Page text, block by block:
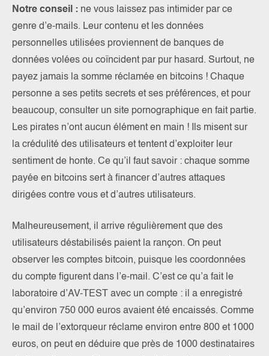
Notre conseil : ne vous laissez pas intimider par ce
genre d’e-mails. Leur contenu et les données
personnelles utilisées proviennent de banques de
données volées ou coïncident par pur hasard. Surtout, ne
payez jamais la somme réclamée en bitcoins ! Chaque
personne a ses petits secrets et ses préférences, et pour
beaucoup, consulter un site pornographique en fait partie.
Les pirates n’ont aucun élément en main ! Ils misent sur
la crédulité des utilisateurs et tentent d’exploiter leur
sentiment de honte. Ce qu’il faut savoir : chaque somme
payée en bitcoins sert à financer d’autres attaques
dirigées contre vous et d’autres utilisateurs.
Malheureusement, il arrive régulièrement que des
utilisateurs déstabilisés paient la rançon. On peut
observer les comptes bitcoin, puisque les coordonnées
du compte figurent dans l’e-mail. C’est ce qu’a fait le
laboratoire d’AV-TEST avec un compte : il a enregistré
qu’environ 750 000 euros avaient été encaissés. Comme
le mail de l’extorqueur réclame environ entre 800 et 1000
euros, on peut en déduire que près de 1000 destinataires